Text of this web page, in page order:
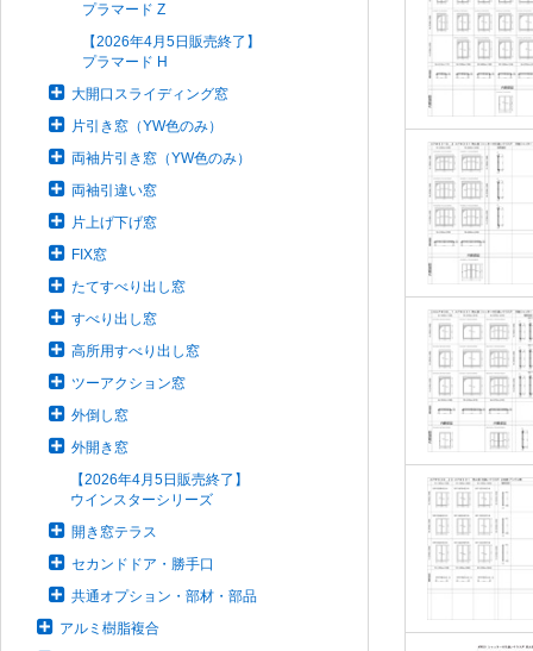
プラマード Z
【2026年4月5日販売終了】
プラマード H
大開口スライディング窓
片引き窓（YW色のみ）
両袖片引き窓（YW色のみ）
両袖引違い窓
片上げ下げ窓
FIX窓
たてすべり出し窓
すべり出し窓
高所用すべり出し窓
ツーアクション窓
外倒し窓
外開き窓
【2026年4月5日販売終了】
ウインスターシリーズ
開き窓テラス
セカンドドア・勝手口
共通オプション・部材・部品
アルミ樹脂複合